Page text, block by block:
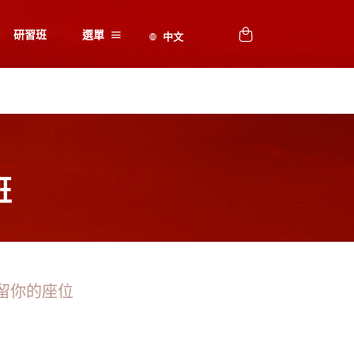
研習班 選單
你的座位